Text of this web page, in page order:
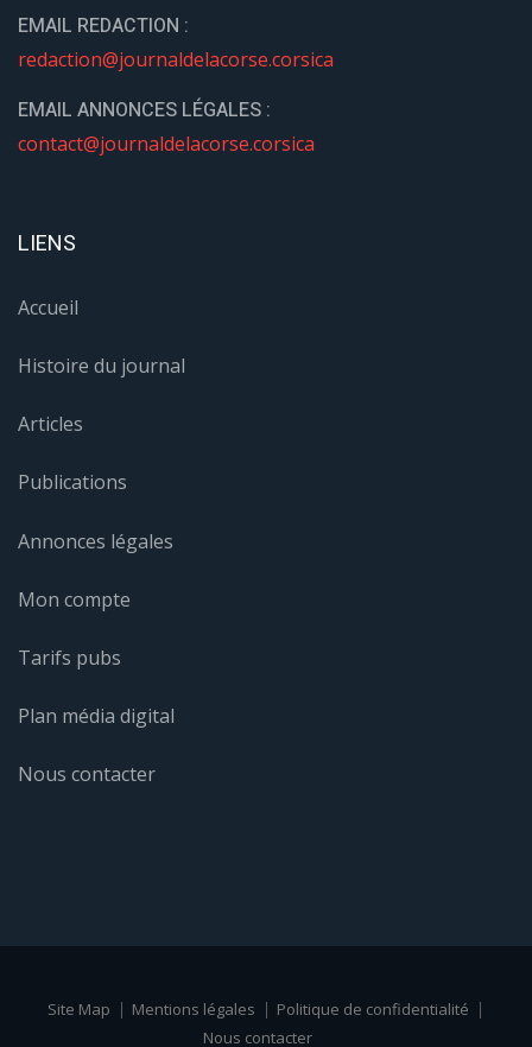
EMAIL REDACTION :
redaction@journaldelacorse.corsica
EMAIL ANNONCES LÉGALES :
contact@journaldelacorse.corsica
LIENS
Accueil
Histoire du journal
Articles
Publications
Annonces légales
Mon compte
Tarifs pubs
Plan média digital
Nous contacter
Site Map Mentions légales
Politique de confidentialité
Nous contacter